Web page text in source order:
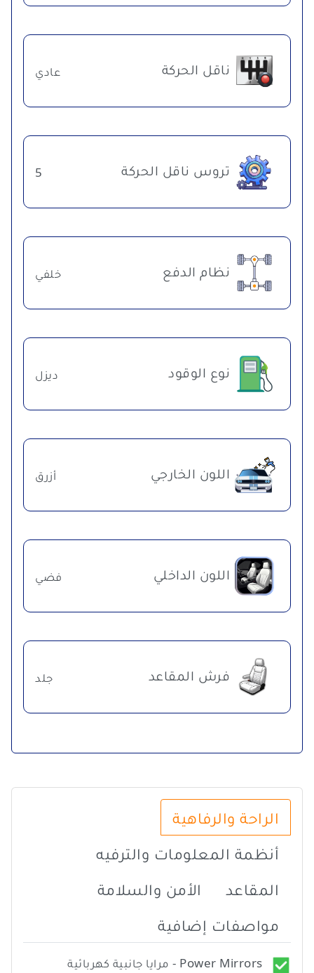
ناقل الحركة عادي
تروس ناقل الحركة 5
نظام الدفع خلفي
نوع الوقود ديزل
اللون الخارجي أزرق
اللون الداخلي فضي
فرش المقاعد جلد
الراحة والرفاهية
أنظمة المعلومات والترفيه
المقاعد
الأمن والسلامة
مواصفات إضافية
Power Mirrors - مرايا جانبية كهربائية